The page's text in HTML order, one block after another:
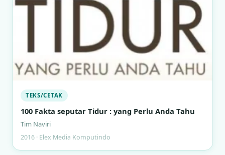
TEKS/CETAK
100 Fakta seputar Tidur : yang Perlu Anda Tahu
Tim Naviri
2016 · Elex Media Komputindo